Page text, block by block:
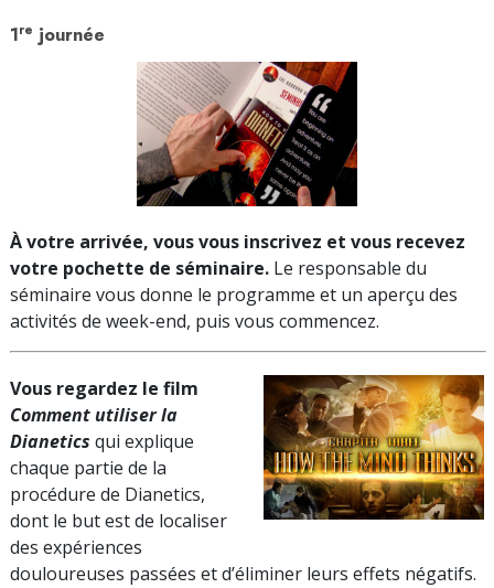
1re journée
À votre arrivée, vous vous inscrivez et vous recevez
votre pochette de séminaire. Le responsable du
séminaire vous donne le programme et un aperçu des
activités de week-end, puis vous commencez.
Vous regardez le film
Comment utiliser la
Dianetics qui explique
chaque partie de la
procédure de Dianetics,
dont le but est de localiser
des expériences
douloureuses passées et d’éliminer leurs effets négatifs.